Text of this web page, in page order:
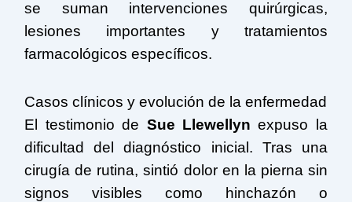
se suman intervenciones quirúrgicas,
lesiones importantes y tratamientos
farmacológicos específicos.
Casos clínicos y evolución de la enfermedad
El testimonio de Sue Llewellyn expuso la
dificultad del diagnóstico inicial. Tras una
cirugía de rutina, sintió dolor en la pierna sin
signos visibles como hinchazón o